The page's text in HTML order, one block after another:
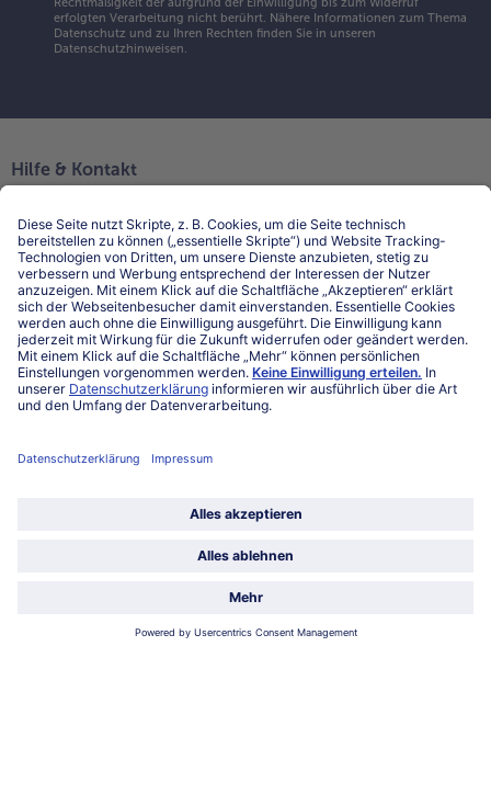
erfolgten Verarbeitung nicht berührt. Nähere Informationen zum Thema
Datenschutz und zu Ihren Rechten finden Sie in unseren
Datenschutzhinweisen.
Hilfe & Kontakt
Kontakt
FAQ
Service
Unternehmen